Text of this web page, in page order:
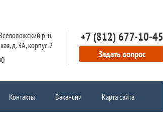
р-н,
д. 3А, корпус 2
+7 (812) 677-10-45
Задать вопрос
Контакты Вакансии Карта сайта